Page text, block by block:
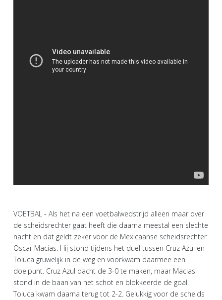
VOETBAL - Als het na een voetbalwedstrijd alleen maar over
de scheidsrechter gaat heeft die daarna meestal een slechte
nacht en dat geldt zeker voor de Mexicaanse scheidsrechter
Oscar Macias. Hij stond tijdens het duel tussen Cruz Azul en
Toluca gruwelijk in de weg en voorkwam daarmee een
doelpunt. Cruz Azul dacht de 3-0 te maken, maar Macias
stond in de baan van het schot en blokkeerde de goal.
Toluca kwam daarna terug tot 2-2. Gelukkig voor de scheids